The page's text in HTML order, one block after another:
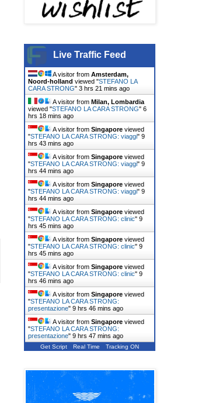
Live Traffic Feed
A visitor from Amsterdam,
Noord-holland viewed "STEFANO LA
CARA STRONG" 3 hrs 21 mins ago
A visitor from Milan, Lombardia
viewed "STEFANO LA CARA STRONG" 6
hrs 18 mins ago
A visitor from Singapore viewed
"STEFANO LA CARA STRONG: viaggi" 9
hrs 43 mins ago
A visitor from Singapore viewed
"STEFANO LA CARA STRONG: viaggi" 9
hrs 44 mins ago
A visitor from Singapore viewed
"STEFANO LA CARA STRONG: viaggi" 9
hrs 44 mins ago
A visitor from Singapore viewed
"STEFANO LA CARA STRONG: clinic" 9
hrs 45 mins ago
A visitor from Singapore viewed
"STEFANO LA CARA STRONG: clinic" 9
hrs 45 mins ago
A visitor from Singapore viewed
"STEFANO LA CARA STRONG: clinic" 9
hrs 46 mins ago
A visitor from Singapore viewed
"STEFANO LA CARA STRONG:
presentazione" 9 hrs 46 mins ago
A visitor from Singapore viewed
"STEFANO LA CARA STRONG:
presentazione" 9 hrs 47 mins ago
Get Script Real Time Tracking ON